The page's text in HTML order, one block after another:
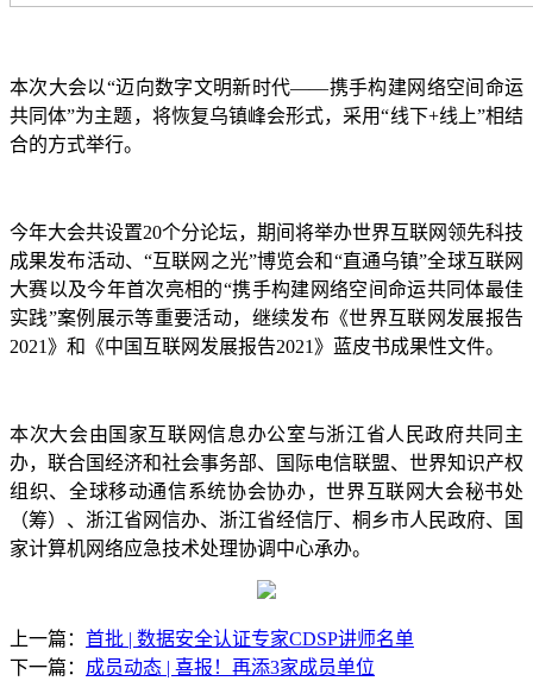
本次大会以“迈向数字文明新时代——携手构建网络空间命运
共同体”为主题，将恢复乌镇峰会形式，采用“线下+线上”相结
合的方式举行。
今年大会共设置20个分论坛，期间将举办世界互联网领先科技
成果发布活动、“互联网之光”博览会和“直通乌镇”全球互联网
大赛以及今年首次亮相的“携手构建网络空间命运共同体最佳
实践”案例展示等重要活动，继续发布《世界互联网发展报告
2021》和《中国互联网发展报告2021》蓝皮书成果性文件。
本次大会由国家互联网信息办公室与浙江省人民政府共同主
办，联合国经济和社会事务部、国际电信联盟、世界知识产权
组织、全球移动通信系统协会协办，世界互联网大会秘书处
（筹）、浙江省网信办、浙江省经信厅、桐乡市人民政府、国
家计算机网络应急技术处理协调中心承办。
上一篇： 首批 | 数据安全认证专家CDSP讲师名单
下一篇： 成员动态 | 喜报！再添3家成员单位